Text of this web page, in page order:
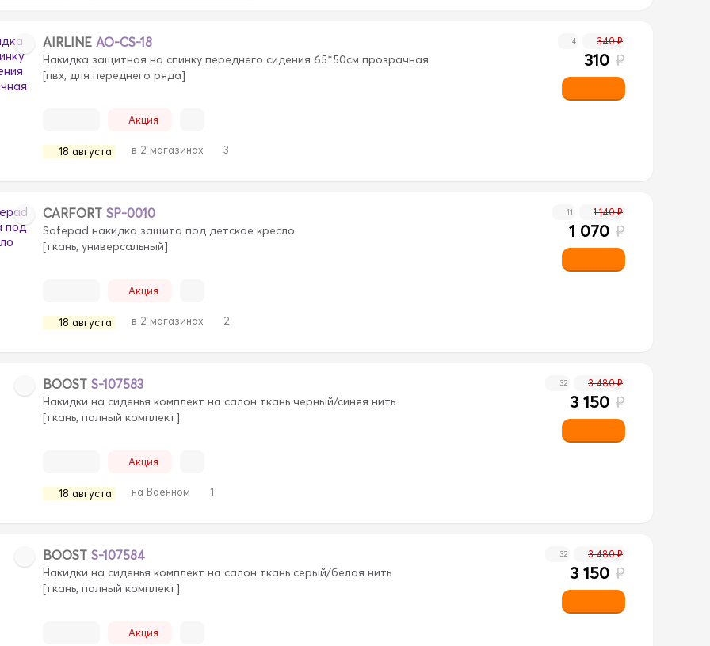
AIRLINE AO-CS-18
Накидка защитная на спинку переднего сидения 65*50см прозрачная
[пвх, для переднего ряда]
Акция
18 августа в 2 магазинах 3
4 340 ₽
310 ₽
CARFORT SP-0010
Safepad накидка защита под детское кресло
[ткань, универсальный]
Акция
18 августа в 2 магазинах 2
11 1 140 ₽
1 070 ₽
BOOST S-107583
Накидки на сиденья комплект на салон ткань черный/синяя нить
[ткань, полный комплект]
Акция
18 августа на Военном 1
32 3 480 ₽
3 150 ₽
BOOST S-107584
Накидки на сиденья комплект на салон ткань серый/белая нить
[ткань, полный комплект]
Акция
32 3 480 ₽
3 150 ₽